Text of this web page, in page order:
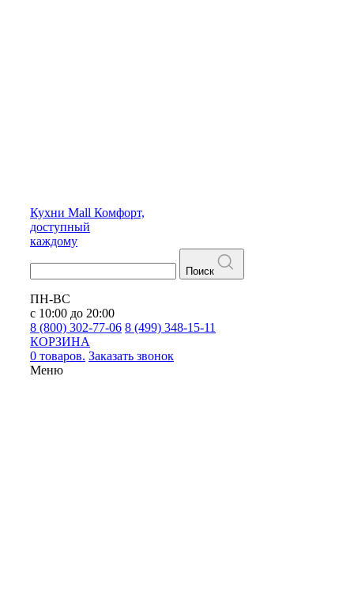
Кухни Mall Комфорт,
доступный
каждому
Поиск
ПН-ВС
с 10:00 до 20:00
8 (800) 302-77-06 8 (499) 348-15-11
КОРЗИНА
0 товаров. Заказать звонок
Меню